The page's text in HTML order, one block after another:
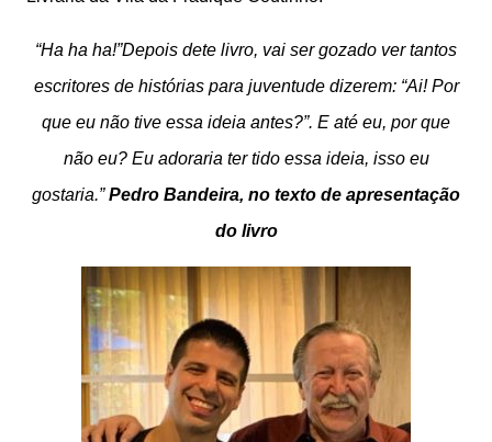
“Ha ha ha!”Depois dete livro, vai ser gozado ver tantos
escritores de histórias para juventude dizerem: “Ai! Por
que eu não tive essa ideia antes?”. E até eu, por que
não eu? Eu adoraria ter tido essa ideia, isso eu
gostaria.”Pedro Bandeira, no texto de apresentação
do livro